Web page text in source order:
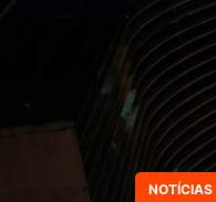
NOTÍCIAS